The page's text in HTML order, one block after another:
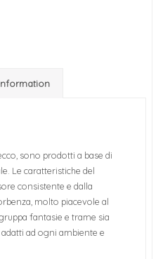
sono prodotti a base di
Le caratteristiche del
consistente e dalla
molto piacevole al
fantasie e trame sia
ad ogni ambiente e